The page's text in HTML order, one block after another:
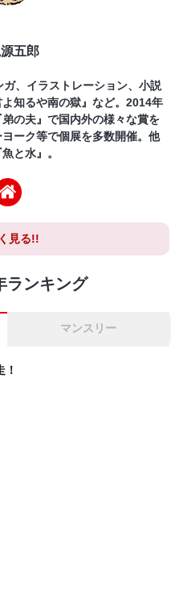
五郎
、イラストレーション、小説
知るや南の獄』など。2014年
の夫』で国内外の様々な賞を
ーク等で個展を多数開催。他
と水』。
見る!!
ランキング
マンスリー
！